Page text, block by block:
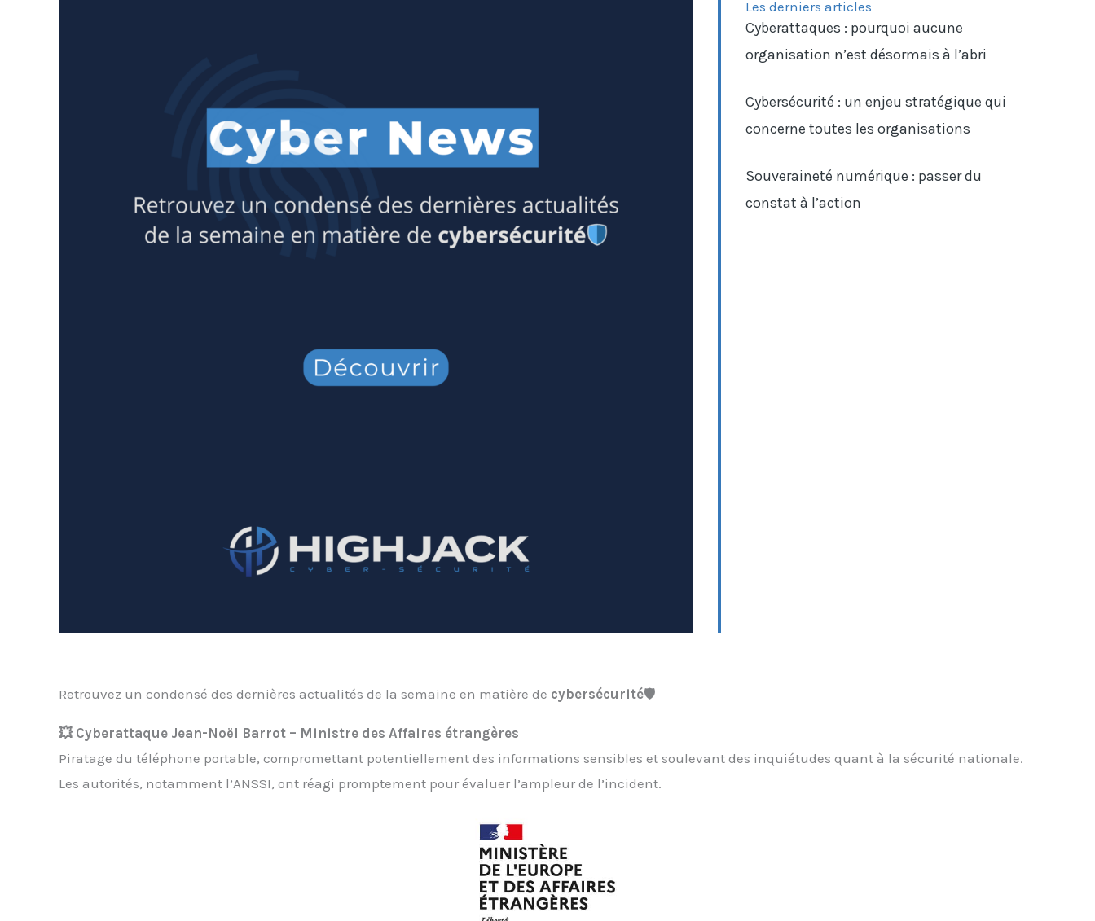
Les derniers articles
Cyberattaques : pourquoi aucune
organisation n’est désormais à l’abri
Cybersécurité : un enjeu stratégique qui
concerne toutes les organisations
Souveraineté numérique : passer du
constat à l’action
Retrouvez un condensé des dernières actualités de la semaine en matière de cybersécurité🛡️
💥 Cyberattaque Jean-Noël Barrot – Ministre des Affaires étrangères
Piratage du téléphone portable, compromettant potentiellement des informations sensibles et soulevant des inquiétudes quant à la sécurité nationale.
Les autorités, notamment l’ANSSI, ont réagi promptement pour évaluer l’ampleur de l’incident.